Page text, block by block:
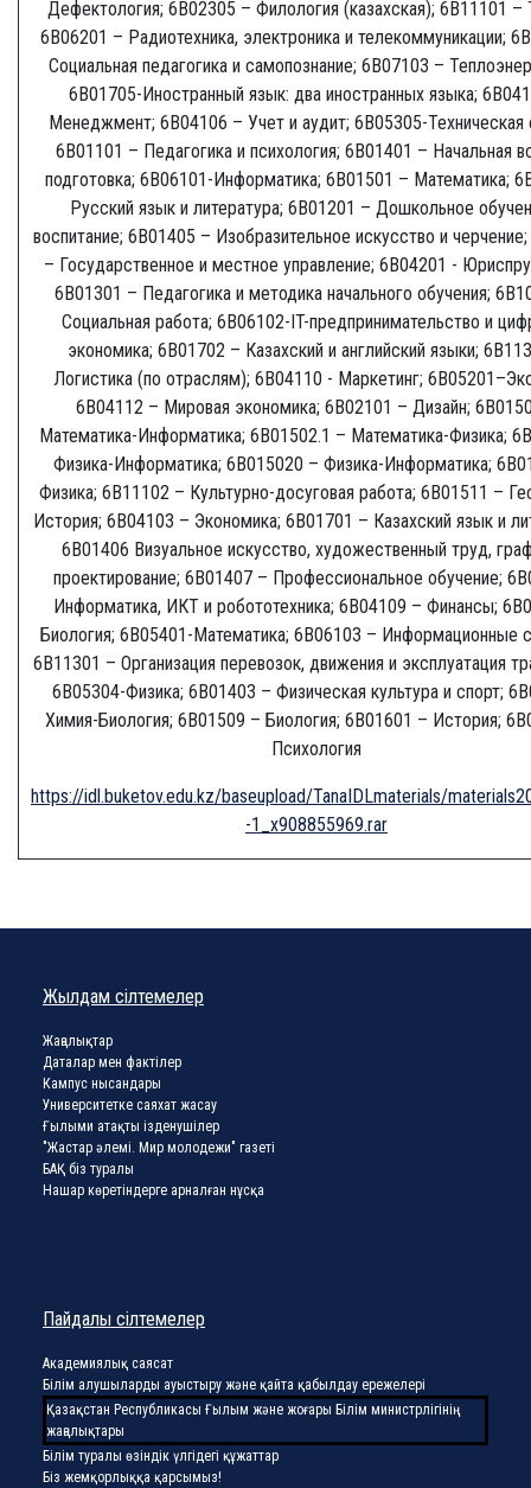
Дефектология; 6В02305 – Филология (казахская); 6В11101 –
6В06201 – Радиотехника, электроника и телекоммуникации;
Социальная педагогика и самопознание; 6В07103 –
6B01705-Иностранный язык: два иностранных языка;
Менеджмент; 6В04106 – Учет и аудит; 6В05305-Техническая
6В01101 – Педагогика и психология; 6В01401 – Начальная
подготовка; 6В06101-Информатика; 6В01501 – Математика;
Русский язык и литература; 6В01201 – Дошкольное
воспитание; 6В01405 – Изобразительное искусство и
– Государственное и местное управление; 6В04201 -
6В01301 – Педагогика и методика начального обучения;
Социальная работа; 6B06102-IT-предпринимательство и
экономика; 6В01702 – Казахский и английский языки;
Логистика (по отраслям); 6В04110 - Маркетинг;
6В04112 – Мировая экономика; 6В02101 – Дизайн;
Математика-Информатика; 6В01502.1 – Математика-Физика;
Физика-Информатика; 6В015020 – Физика-Информатика;
Физика; 6В11102 – Культурно-досуговая работа; 6В01511 –
История; 6В04103 – Экономика; 6В01701 – Казахский язык и
6B01406 Визуальное искусство, художественный труд,
проектирование; 6В01407 – Профессиональное обучение;
Информатика, ИКТ и робототехника; 6В04109 – Финансы;
Биология; 6В05401-Математика; 6В06103 – Информационные
6В11301 – Организация перевозок, движения и эксплуатация
6В05304-Физика; 6В01403 – Физическая культура и спорт;
Химия-Биология; 6В01509 – Биология; 6В01601 – История;
Психология
https://idl.buketov.edu.kz/baseupload/TanaIDLmaterials/
-1_x908855969.rar
Жылдам сілтемелер
Жаңалықтар
Даталар мен фактілер
Кампус нысандары
Университетке саяхат жасау
Ғылыми атақты ізденушілер
"Жастар әлемі. Мир молодежи" газеті
БАҚ біз туралы
Нашар көретіндерге арналған нұсқа
Пайдалы сілтемелер
Академиялық саясат
Білім алушыларды ауыстыру және қайта қабылдау ережелері
Қазақстан Республикасы Ғылым және жоғары Білім министрлігінің
жаңалықтары
Білім туралы өзіндік үлгідегі құжаттар
Біз жемқорлыққа қарсымыз!